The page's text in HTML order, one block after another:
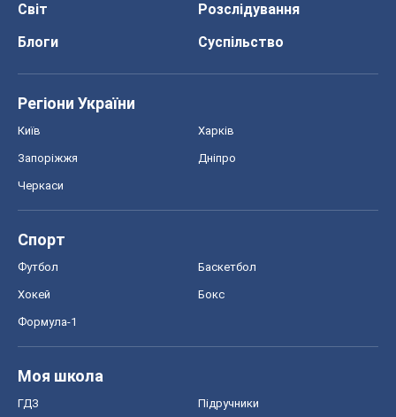
Світ
Розслідування
Блоги
Суспільство
Регіони України
Київ Харків
Запоріжжя Дніпро
Черкаси
Спорт
Футбол Баскетбол
Хокей Бокс
Формула-1
Моя школа
ГДЗ Підручники